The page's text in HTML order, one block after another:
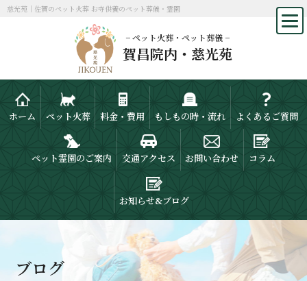
慈光苑｜佐賀のペット火葬 お寺供養のペット葬儀・霊園
− ペット火葬・ペット葬儀 −
賀昌院内・慈光苑
ホーム ペット火葬 料金・費用 もしもの時・流れ よくあるご質問
ペット霊園のご案内 交通アクセス お問い合わせ コラム
お知らせ&ブログ
ブログ